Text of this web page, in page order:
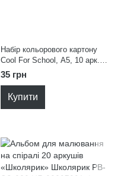
Набір кольорового картону
Cool For School, А5, 10 арк.
Cool For School CF21002-09
35 грн
Купити